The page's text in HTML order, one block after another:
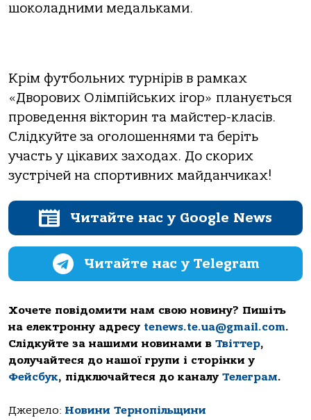
шоколадними медальками.
Крім футбольних турнірів в рамках
«Дворових Олімпійських ігор» планується
проведення вікторин та майстер-класів.
Слідкуйте за оголошеннями та беріть
участь у цікавих заходах. До скорих
зустрічей на спортивних майданчиках!
Читайте нас у Google News
Читайте нас у Telegram
Хочете повідомити нам свою новину? Пишіть
на електронну адресу tenews.te.ua@gmail.com.
Слідкуйте за нашими новинами в Твіттер,
долучайтеся до нашої групи і сторінки у
Фейсбук, підключайтеся до каналу Телеграм.
Джерело: Новини Тернопільщини